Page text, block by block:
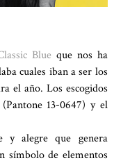
Blue que nos ha
cuales iban a ser los
el año. Los escogidos
13-0647) y el
alegre que genera
símbolo de elementos